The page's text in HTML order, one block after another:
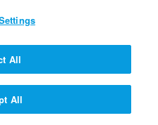
SEPA/दर: ३४०० अंक प्राप्त गरे
All
All